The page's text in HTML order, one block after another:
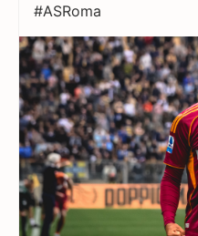
#ASRoma